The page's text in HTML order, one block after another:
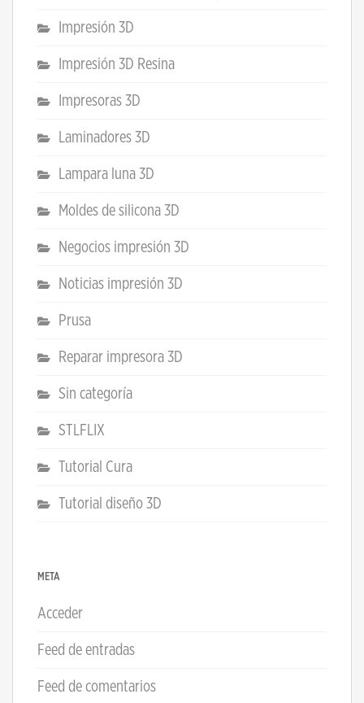
Impresión 3D
Impresión 3D Resina
Impresoras 3D
Laminadores 3D
Lampara luna 3D
Moldes de silicona 3D
Negocios impresión 3D
Noticias impresión 3D
Prusa
Reparar impresora 3D
Sin categoría
STLFLIX
Tutorial Cura
Tutorial diseño 3D
META
Acceder
Feed de entradas
Feed de comentarios